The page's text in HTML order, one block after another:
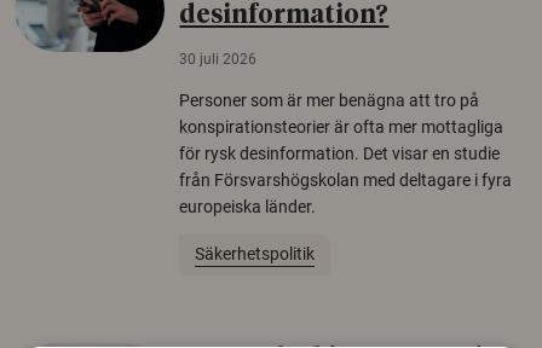
desinformation?
30 juli 2026
Personer som är mer benägna att tro på
konspirationsteorier är ofta mer mottagliga
för rysk desinformation. Det visar en studie
från Försvarshögskolan med deltagare i fyra
europeiska länder.
Säkerhetspolitik